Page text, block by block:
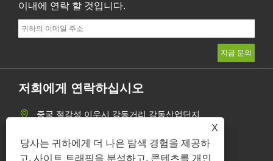
X
당사는 귀하에게 더 나은 탐색 경험을 제공하
고, 사이트 트래픽을 분석하고, 콘텐츠를 개인
이내에 연락 할 것입니다.
저희에게 연락하십시오
중국 절강성 이우시 강동거리 강동산업단지
chloe@kebonfirstaid.com